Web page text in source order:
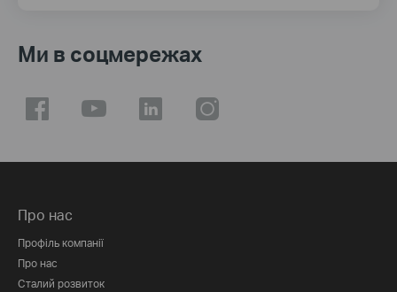
Ми в соцмережах
Про нас
Профіль компанії
Про нас
Сталий розвиток